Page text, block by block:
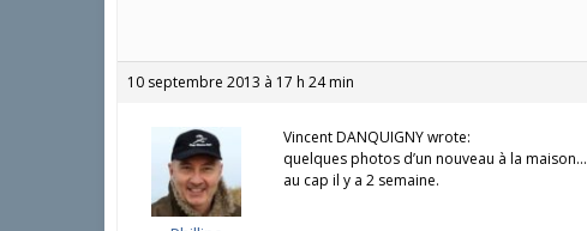
10 septembre 2013 à 17 h 24 min
Vincent DANQUIGNY wrote:
quelques photos d’un nouveau à la
au cap il y a 2 semaine.